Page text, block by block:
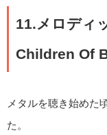
11.メロディ
Children Of
メタルを聴き始めた
た。